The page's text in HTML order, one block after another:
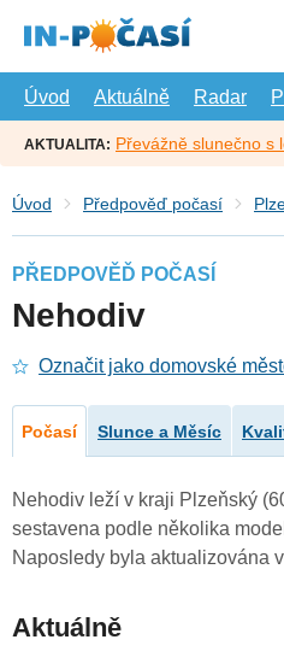
hlavní
Úvod
Aktuálně Radar
AKTUALITA: Převážně slunečno s
Úvod Předpověď počasí
PŘEDPOVĚĎ POČASÍ
Nehodiv
Označit jako domovské
Počasí Slunce a Měsíc
Nehodiv leží v kraji Plzeňský
sestavena podle několika
Naposledy byla aktualizována
Aktuálně